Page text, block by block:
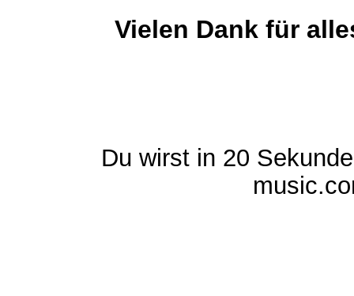
Vielen Dank für
Du wirst in 20